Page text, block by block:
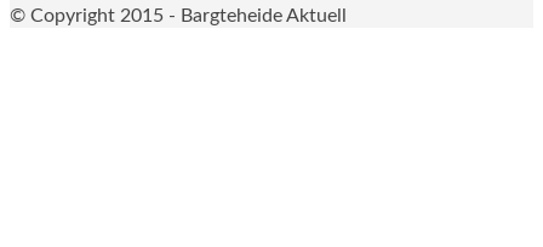
© Copyright 2015 - Bargteheide Aktuell